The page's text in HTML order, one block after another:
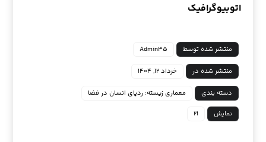
اتوبیوگرافیک
منتشر شده توسط Admin35
منتشر شده در خرداد ۱۲, ۱۴۰۴
دسته بندی معماری زیسته: ردپای انسان در فضا
نمایش 21